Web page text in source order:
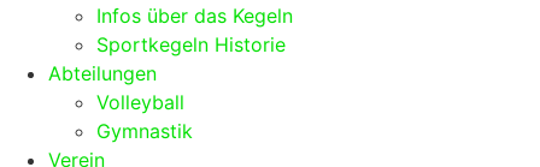
Infos über das Kegeln
Sportkegeln Historie
Abteilungen
Volleyball
Gymnastik
Verein